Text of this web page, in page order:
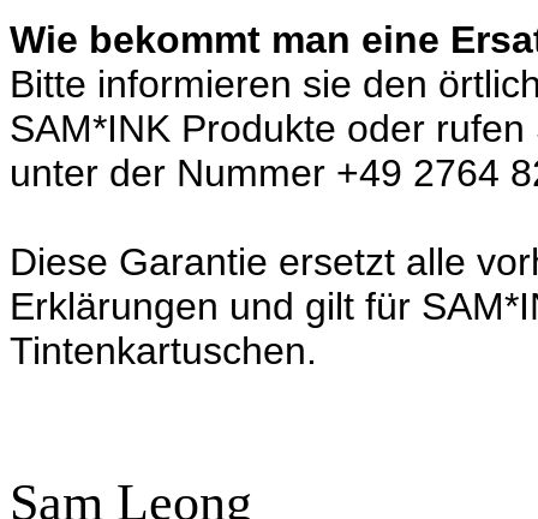
Wie bekommt man eine
Bitte informieren sie den
SAM*INK Produkte oder
unter der Nummer +49 2764
Diese Garantie ersetzt alle
Erklärungen und gilt für
Tintenkartuschen.
Sam Leong